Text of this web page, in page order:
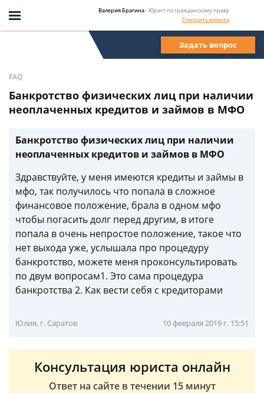
Валерия Брагина- Юрист по гражданскому праву
Спросить юриста
Задать вопрос
FAQ
Банкротство физических лиц при наличии
неоплаченных кредитов и займов в МФО
Банкротство физических лиц при наличии
неоплаченных кредитов и займов в МФО
Здравствуйте, у меня имеются кредиты и займы в
мфо, так получилось что попала в сложное
финансовое положение, брала в одном мфо
чтобы погасить долг перед другим, в итоге
попала в очень непростое положение, такое что
нет выхода уже, услышала про процедуру
банкротство, можете меня проконсультировать
по двум вопросам1. Это сама процедура
банкротства 2. Как вести себя с кредиторами
Юлия, г. Саратов 10 февраля 2019 г. 15:51
Консультация юриста онлайн
Ответ на сайте в течении 15 минут